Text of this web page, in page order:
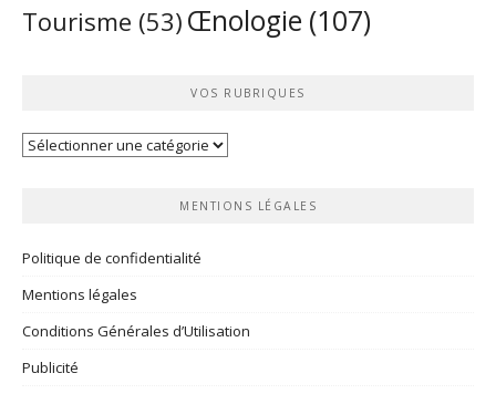
Tourisme (53) Œnologie (107)
VOS RUBRIQUES
Vos
MENTIONS LÉGALES
Politique de confidentialité
Mentions légales
Conditions Générales d’Utilisation
Publicité